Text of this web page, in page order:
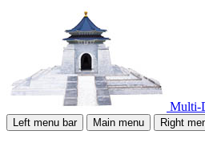
Multi-
Left menu bar Main menu Right